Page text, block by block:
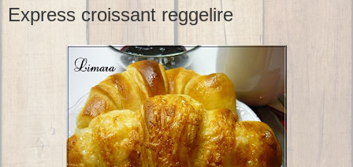
Express croissant reggelire